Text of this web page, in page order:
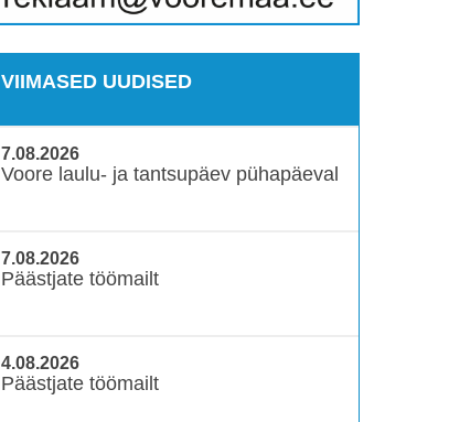
VIIMASED UUDISED
7.08.2026
Voore laulu- ja tantsupäev pühapäeval
7.08.2026
Päästjate töömailt
4.08.2026
Päästjate töömailt